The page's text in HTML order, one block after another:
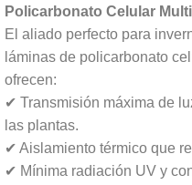
Policarbonato Celular
El aliado perfecto para
láminas de policarbonato
ofrecen:
✔ Transmisión máxima de
las plantas.
✔ Aislamiento térmico que
✔ Mínima radiación UV y